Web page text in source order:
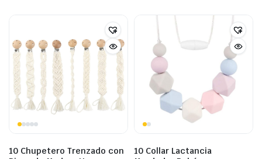
10 Chupetero Trenzado con
10 Collar Lactancia